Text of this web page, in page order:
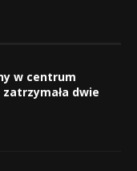
w centrum
dwie